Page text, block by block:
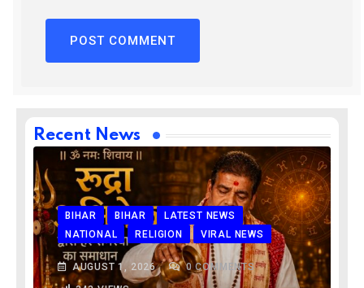
Recent News
BIHAR BIHAR
LATEST NEWS
NATIONAL
RELIGION VIRAL NEWS
AUGUST 1, 2026 0COMMENTS